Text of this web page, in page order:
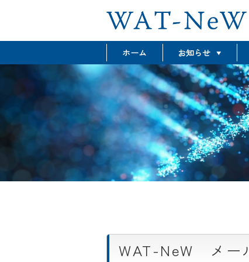
ホーム お知らせ
最新情報
グラント情報
イベント情報
WAT-NeW メー